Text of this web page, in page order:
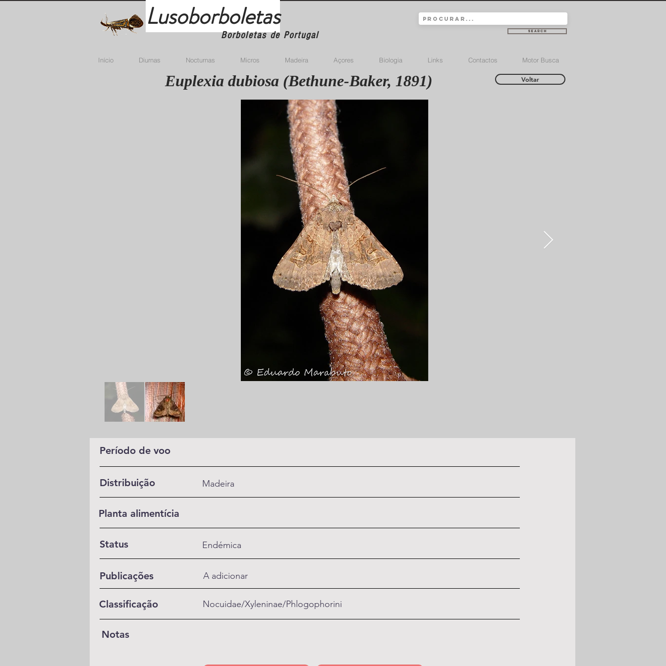
Lusoborboletas
Borboletas de Portugal Search
Início Diurnas Nocturnas Micros Madeira Açores Biologia Links Contactos Motor Busca
Euplexia dubiosa (Bethune-Baker, 1891) Voltar
Período de voo
Distribuição Madeira
Planta alimentícia
Status Endémica
Publicações A adicionar
Classificação Nocuidae/Xyleninae/Phlogophorini
Notas